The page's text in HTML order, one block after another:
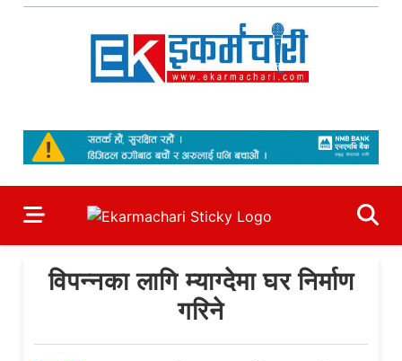
Skip
विपन्नका लागि म्याग्देमा घर निर्माण
गरिने